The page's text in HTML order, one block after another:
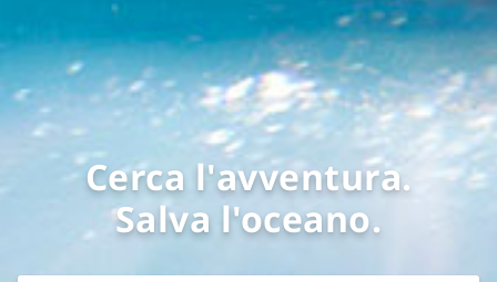
Cerca l'avventura.
Salva l'oceano.